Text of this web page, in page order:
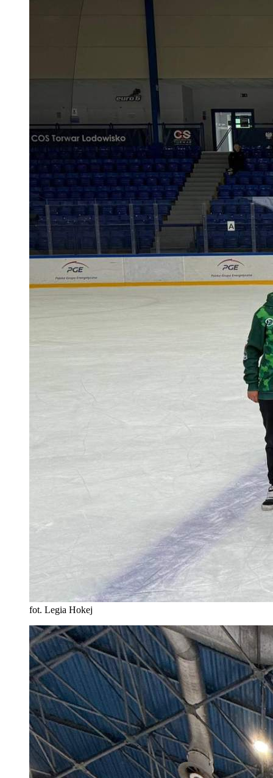
fot. Legia Hokej